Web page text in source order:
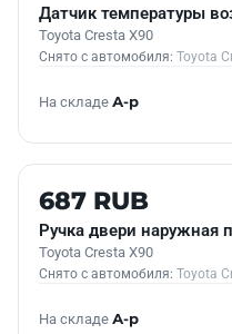
Датчик температуры
Toyota Cresta X90
Снято с автомобиля: Toyota
На складе А-р
Б/У В НАЛИЧИИ
687 RUB
Ручка двери наружная
Toyota Cresta X90
Снято с автомобиля: Toyota
На складе А-р